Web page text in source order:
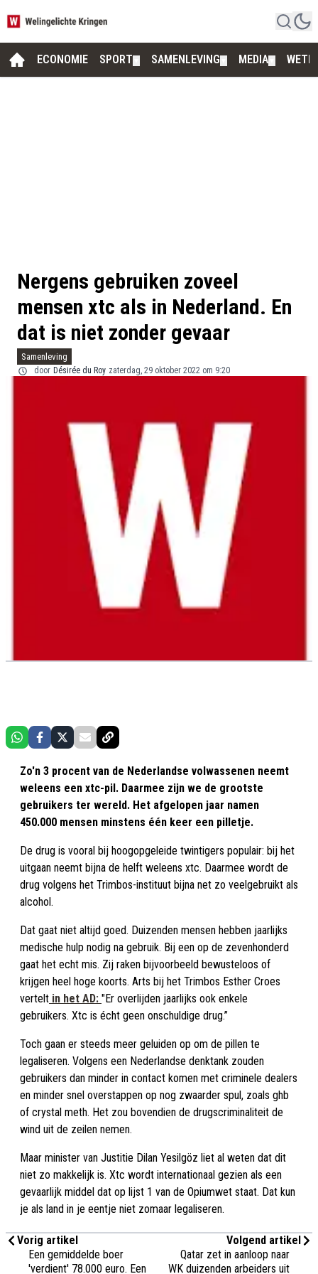
ECONOMIE SPORT SAMENLEVING MEDIA
Nergens gebruiken zoveel
mensen xtc als in Nederland. En
dat is niet zonder gevaar
Samenleving
door Désirée du Roy zaterdag, 29 oktober 2022 om 9:20
Zo'n 3 procent van de Nederlandse volwassenen neemt
weleens een xtc-pil. Daarmee zijn we de grootste
gebruikers ter wereld. Het afgelopen jaar namen
450.000 mensen minstens één keer een pilletje.
De drug is vooral bij hoogopgeleide twintigers populair: bij het
uitgaan neemt bijna de helft weleens xtc. Daarmee wordt de
drug volgens het Trimbos-instituut bijna net zo veelgebruikt als
alcohol.
Dat gaat niet altijd goed. Duizenden mensen hebben jaarlijks
medische hulp nodig na gebruik. Bij een op de zevenhonderd
gaat het echt mis. Zij raken bijvoorbeeld bewusteloos of
krijgen heel hoge koorts. Arts bij het Trimbos Esther Croes
vertelt in het AD: "Er overlijden jaarlijks ook enkele
gebruikers. Xtc is écht geen onschuldige drug.”
Toch gaan er steeds meer geluiden op om de pillen te
legaliseren. Volgens een Nederlandse denktank zouden
gebruikers dan minder in contact komen met criminele dealers
en minder snel overstappen op nog zwaarder spul, zoals ghb
of crystal meth. Het zou bovendien de drugscriminaliteit de
wind uit de zeilen nemen.
Maar minister van Justitie Dilan Yesilgöz liet al weten dat dit
niet zo makkelijk is. Xtc wordt internationaal gezien als een
gevaarlijk middel dat op lijst 1 van de Opiumwet staat. Dat kun
je als land in je eentje niet zomaar legaliseren.
Vorig artikel
Een gemiddelde boer
'verdient' 78.000 euro. Een
Volgend artikel
Qatar zet in aanloop naar
WK duizenden arbeiders uit